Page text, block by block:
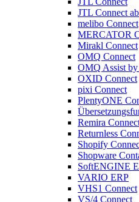
JTL Connect
melibo Connect
MERCATOR
Mirakl Connect
OMQ Connect
OMQ Assist
OXID Connect
pixi Connect
PlentyONE
Remira
Returnless
Shopify
Shopware
SoftENGINE
VARIO ERP
VHS1 Connect
VS/4 Connect